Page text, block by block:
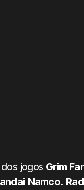
jogos Grim
Namco. Rad